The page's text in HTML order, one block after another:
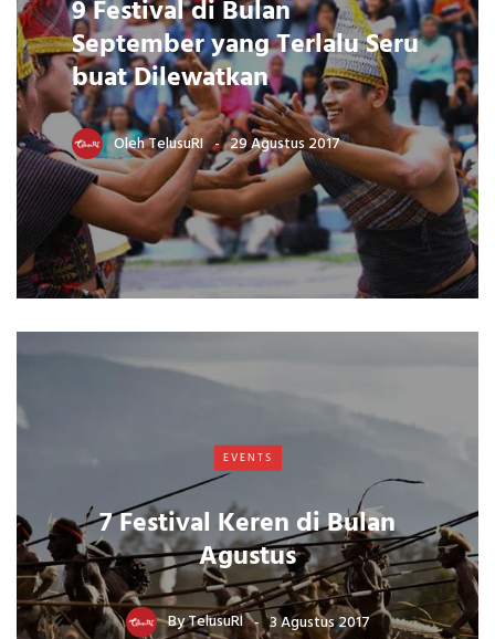
9 Festival di Bulan
September yang Terlalu Seru
buat Dilewatkan
OlehTelusuRI 29 Agustus 2017
EVENTS
7 Festival Keren di Bulan
Agustus
ByTelusuRI 3 Agustus 2017